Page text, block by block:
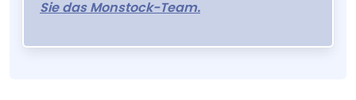
Sie das Monstock-Team.